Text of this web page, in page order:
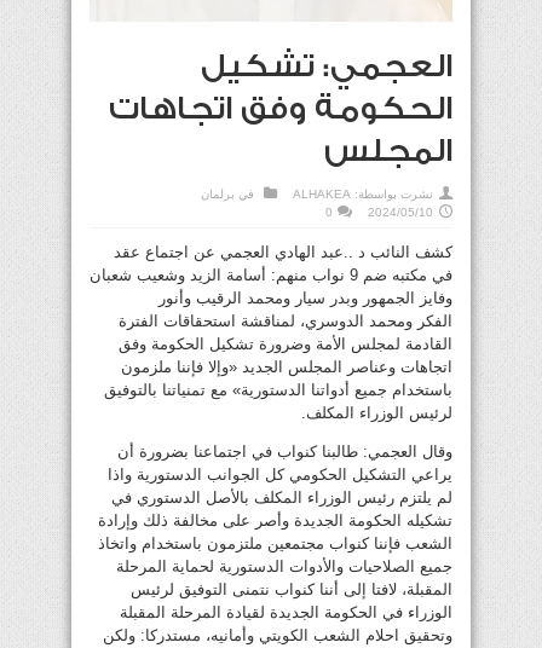
العجمي: تشكيل
الحكومة وفق اتجاهات
المجلس
نشرت بواسطة: ALHAKEA في برلمان
2024/05/10
0
كشف النائب د ..عبد الهادي العجمي عن اجتماع عقد
في مكتبه ضم 9 نواب منهم: أسامة الزيد وشعيب شعبان
وفايز الجمهور وبدر سيار ومحمد الرقيب وأنور
الفكر ومحمد الدوسري، لمناقشة استحقاقات الفترة
القادمة لمجلس الأمة وضرورة تشكيل الحكومة وفق
اتجاهات وعناصر المجلس الجديد «وإلا فإننا ملزمون
باستخدام جميع أدواتنا الدستورية» مع تمنياتنا بالتوفيق
لرئيس الوزراء المكلف.
وقال العجمي: طالبنا كنواب في اجتماعنا بضرورة أن
يراعي التشكيل الحكومي كل الجوانب الدستورية واذا
لم يلتزم رئيس الوزراء المكلف بالأصل الدستوري في
تشكيله الحكومة الجديدة وأصر على مخالفة ذلك وإرادة
الشعب فإننا كنواب مجتمعين ملتزمون باستخدام واتخاذ
جميع الصلاحيات والأدوات الدستورية لحماية المرحلة
المقبلة، لافتا إلى أننا كنواب نتمنى التوفيق لرئيس
الوزراء في الحكومة الجديدة لقيادة المرحلة المقبلة
وتحقيق احلام الشعب الكويتي وأمانيه، مستدركا: ولكن